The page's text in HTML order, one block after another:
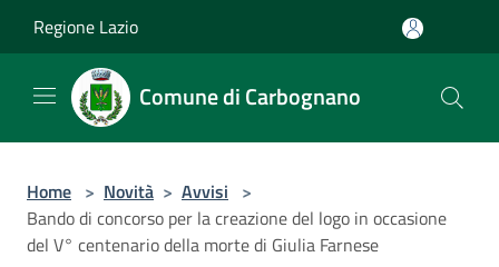
Regione Lazio
Comune di Carbognano
Home > Novità > Avvisi >
Bando di concorso per la creazione del logo in occasione
del V° centenario della morte di Giulia Farnese